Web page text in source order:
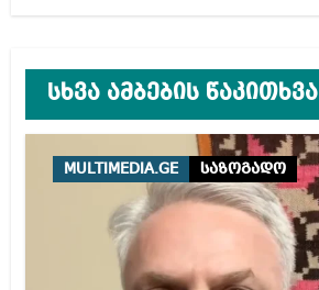
სხვა ამბების წაკითხვა
MULTIMEDIA.GE საზოგადო